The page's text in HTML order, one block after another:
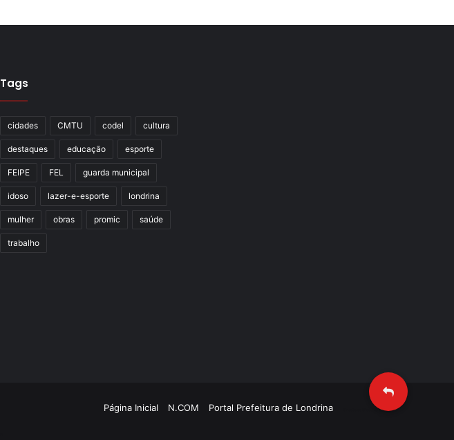
Tags
cidades CMTU codel cultura
destaques educação esporte
FEIPE FEL guarda municipal
idoso lazer-e-esporte londrina
mulher obras promic saúde
trabalho
Criação de Sites TTG Sistemas
Página Inicial N.COM Portal Prefeitura de Londrina